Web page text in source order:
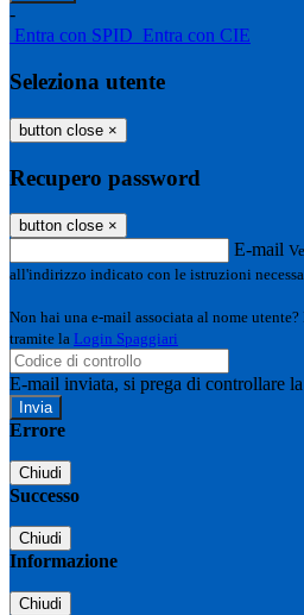
-
Entra con SPID Entra con CIE
Seleziona utente
button close ×
Recupero password
button close ×
E-mail
all'indirizzo indicato con le istruzioni
Non hai una e-mail associata al nome
tramite la Login Spaggiari
E-mail inviata, si prega di controllare
Errore
Chiudi
Successo
Chiudi
Informazione
Chiudi